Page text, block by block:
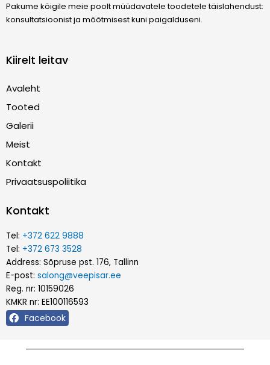
Pakume kõigile meie poolt müüdavatele toodetele täislahendust:
konsultatsioonist ja mõõtmisest kuni paigalduseni.
Kiirelt leitav
Avaleht
Tooted
Galerii
Meist
Kontakt
Privaatsuspoliitika
Kontakt
Tel: +372 622 9888
Tel: +372 673 3528
Address: Sõpruse pst. 176, Tallinn
E-post: salong@veepisar.ee
Reg. nr: 10159026
KMKR nr: EE100116593
Facebook